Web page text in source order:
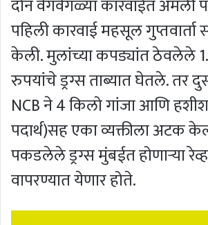
दोन वेगवेगळ्या कारवाईत अमली
पहिली कारवाई महसूल
केली. मुलांच्या कपड्यांत ठेवलेले
रुपयांचे ड्रग्स ताब्यात घेतले. तर
NCB ने 4 किलो गांजा आणि
पदार्थ)सह एका व्यक्तीला अटक
पकडलेले ड्रग्स मुंबईत होणाऱ्या रेव्ह
वापरण्यात येणार होते.